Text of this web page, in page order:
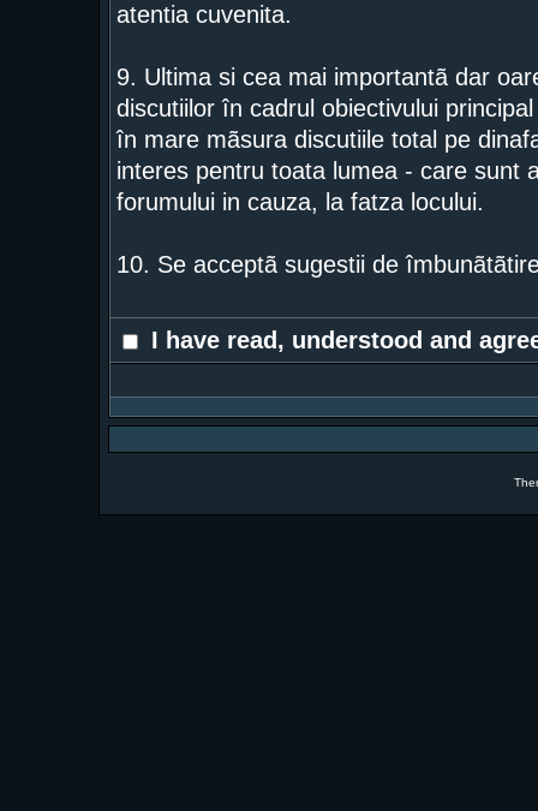
atentia cuvenita.
9. Ultima si cea mai importantã dar
discutiilor în cadrul obiectivului
în mare mãsura discutiile total pe
interes pentru toata lumea - care sunt
forumului in cauza, la fatza locului.
10. Se acceptã sugestii de
I have read, understood and